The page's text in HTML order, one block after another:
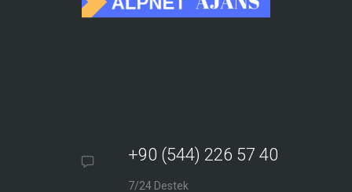
+90 (544) 226 57 40
7/24 Destek